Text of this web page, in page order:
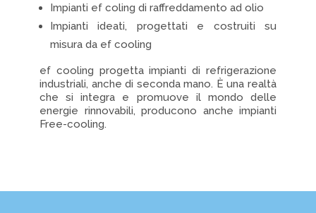
Impianti ef coling di raffreddamento ad olio
Impianti ideati, progettati e costruiti su
misura da ef cooling
ef cooling progetta impianti di refrigerazione
industriali, anche di seconda mano. È una realtà
che si integra e promuove il mondo delle
energie rinnovabili, producono anche impianti
Free-cooling.